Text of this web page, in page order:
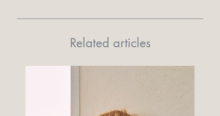
Related articles